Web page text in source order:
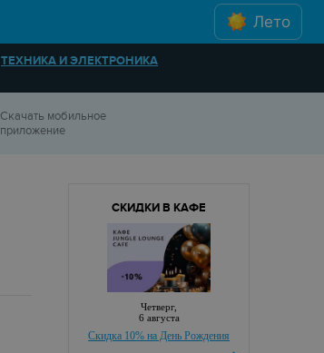
Лето
ТЕХНИКА И ЭЛЕКТРОНИКА
Скачать мобильное
приложение
СКИДКИ В КАФЕ
четверг,
6 августа
Скидка 10% на День Рождения